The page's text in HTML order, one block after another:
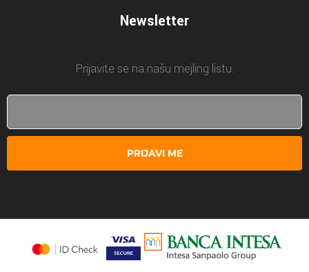
Newsletter
Prijavite se na našu mejling listu.
PRIJAVI ME